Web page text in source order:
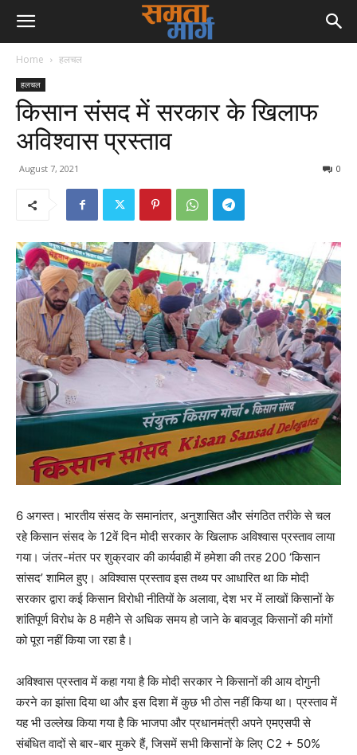
Home हलचल
हलचल
किसान संसद में सरकार के खिलाफ
अविश्वास प्रस्ताव
August 7, 2021 0
6 अगस्त। भारतीय संसद के समानांतर, अनुशासित और संगठित तरीके से चल
रहे किसान संसद के 12वें दिन मोदी सरकार के खिलाफ अविश्वास प्रस्ताव लाया
गया। जंतर-मंतर पर शुक्रवार की कार्यवाही में हमेशा की तरह 200 ‘किसान
सांसद’ शामिल हुए। अविश्वास प्रस्ताव इस तथ्य पर आधारित था कि मोदी
सरकार द्वारा कई किसान विरोधी नीतियों के अलावा, देश भर में लाखों किसानों के
शांतिपूर्ण विरोध के 8 महीने से अधिक समय हो जाने के बावजूद किसानों की मांगों
को पूरा नहीं किया जा रहा है।
अविश्वास प्रस्ताव में कहा गया है कि मोदी सरकार ने किसानों की आय दोगुनी
करने का झांसा दिया था और इस दिशा में कुछ भी ठोस नहीं किया था। प्रस्ताव में
यह भी उल्लेख किया गया है कि भाजपा और प्रधानमंत्री अपने एमएसपी से
संबंधित वादों से बार-बार मुकरे हैं, जिसमें सभी किसानों के लिए C2 + 50%